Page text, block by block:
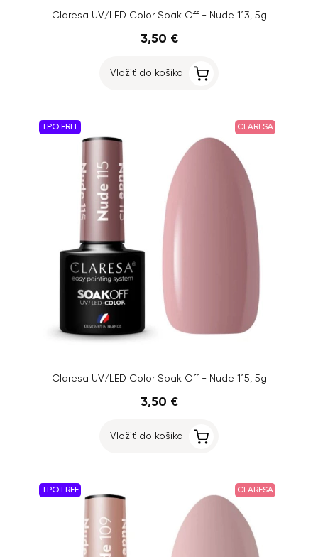
Claresa UV/LED Color Soak Off - Nude 113, 5g
3,50 €
Vložiť do košíka
TPO FREE CLARESA
Claresa UV/LED Color Soak Off - Nude 115, 5g
3,50 €
Vložiť do košíka
TPO FREE CLARESA